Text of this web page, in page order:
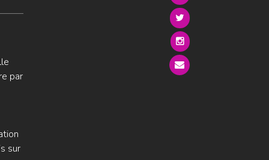
par
sur